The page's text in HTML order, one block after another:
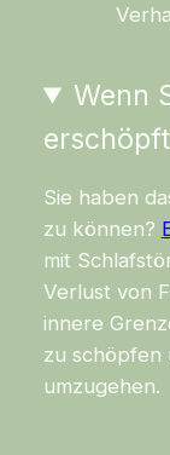
Wenn
Sie haben
zu können?
mit
Verlust von
innere
zu schöpfen
umzugehen.